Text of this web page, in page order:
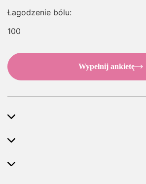
Łagodzenie bólu:
100
Wypełnij ankietę